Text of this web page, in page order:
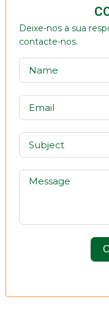
Deixe-nos a sua
contacte-nos.